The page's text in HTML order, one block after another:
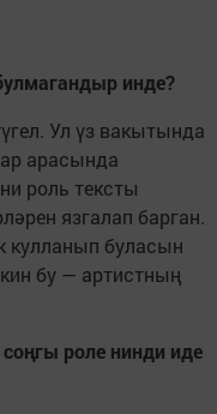
инде?
Ул үз вакытында
арасында
роль тексты
язгалап барган.
кулланып буласын
бу — артистның
роле нинди иде